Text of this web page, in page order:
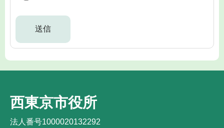
西東京市役所
法人番号1000020132292